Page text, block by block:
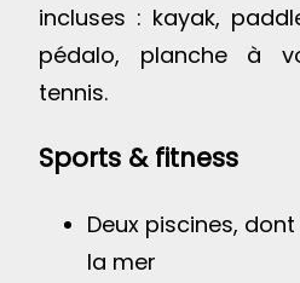
incluses : kayak,
pédalo, planche à
tennis.
Sports & fitness
Deux piscines,
la mer